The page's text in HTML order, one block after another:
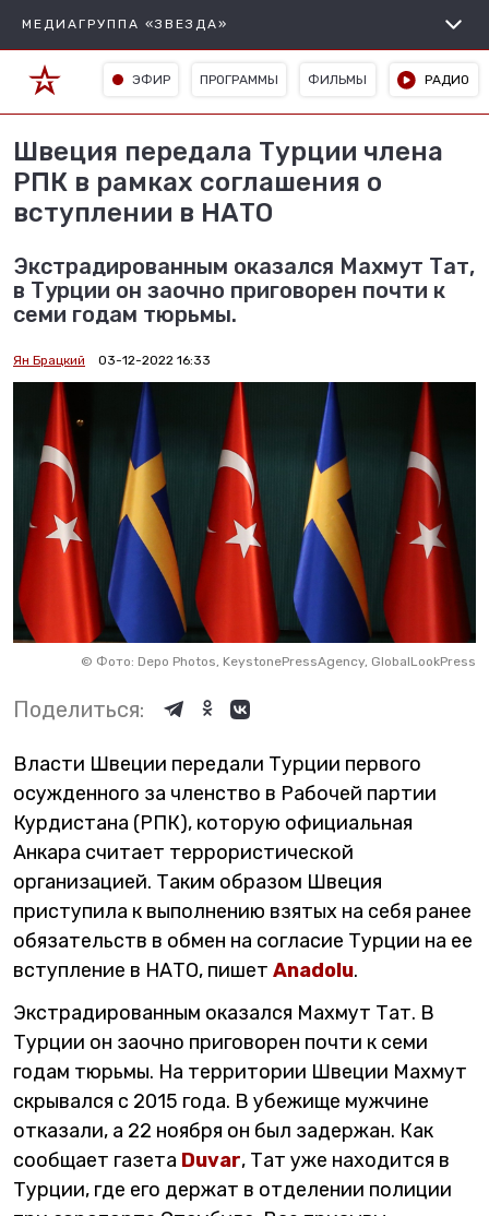
МЕДИАГРУППА «ЗВЕЗДА»
ЭФИР ПРОГРАММЫ ФИЛЬМЫ РАДИО
Швеция передала Турции члена
РПК в рамках соглашения о
вступлении в НАТО
Экстрадированным оказался Махмут Тат,
в Турции он заочно приговорен почти к
семи годам тюрьмы.
Ян Брацкий 03-12-2022 16:33
© Фото: Depo Photos, KeystonePressAgency, GlobalLookPress
Поделиться:
Власти Швеции передали Турции первого
осужденного за членство в Рабочей партии
Курдистана (РПК), которую официальная
Анкара считает террористической
организацией. Таким образом Швеция
приступила к выполнению взятых на себя ранее
обязательств в обмен на согласие Турции на ее
вступление в НАТО, пишет Anadolu.
Экстрадированным оказался Махмут Тат. В
Турции он заочно приговорен почти к семи
годам тюрьмы. На территории Швеции Махмут
скрывался с 2015 года. В убежище мужчине
отказали, а 22 ноября он был задержан. Как
сообщает газета Duvar, Тат уже находится в
Турции, где его держат в отделении полиции